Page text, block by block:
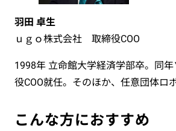
羽田 卓生
ｕｇｏ株式会社 取締役COO
1998年 立命館大学経済学部卒。同
役COO就任。そのほか、任意団体ロ
こんな方におすすめ